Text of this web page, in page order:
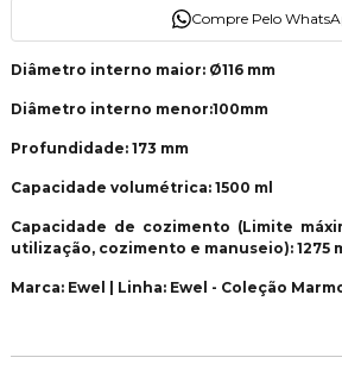
Compre Pelo
Diâmetro interno maior: Ø116 mm
Diâmetro interno menor:100mm
Profundidade: 173 mm
Capacidade volumétrica: 1500 ml
Capacidade de cozimento (Limite
utilização, cozimento e manuseio): 1275
Marca: Ewel | Linha: Ewel - Coleção